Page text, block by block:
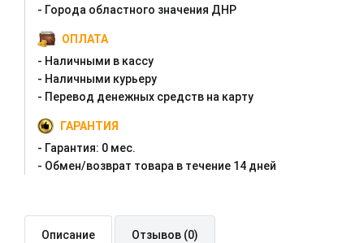
- Города областного значения ДНР
ОПЛАТА
- Наличными в кассу
- Наличными курьеру
- Перевод денежных средств на карту
ГАРАНТИЯ
- Гарантия: 0 мес.
- Oбмен/возврат товара в течение 14 дней
Описание Отзывов (0)